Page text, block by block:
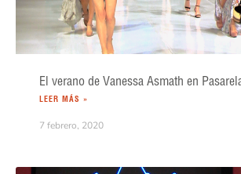
El verano de Vanessa Asmath en
LEER MÁS »
7 febrero, 2020